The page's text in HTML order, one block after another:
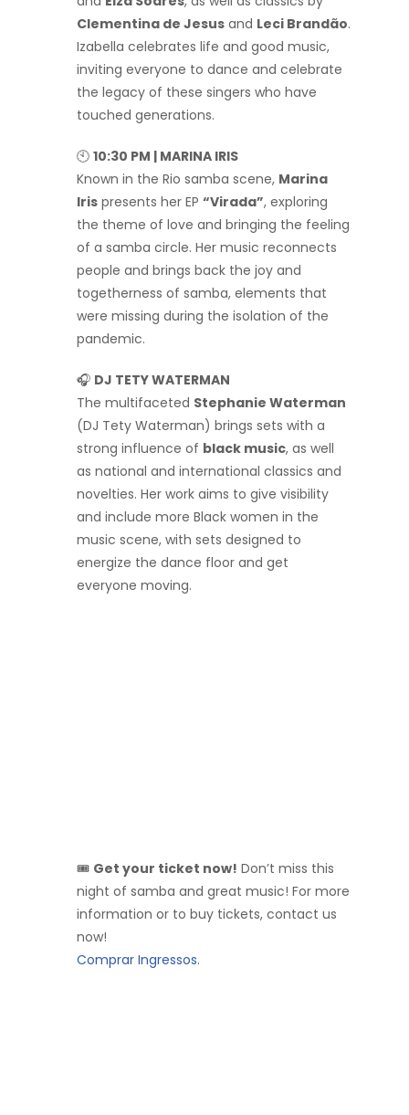
Clementina de Jesus and Leci Brandão.
Izabella celebrates life and good music,
inviting everyone to dance and celebrate
the legacy of these singers who have
touched generations.
🕙 10:30 PM | MARINA IRIS
Known in the Rio samba scene, Marina
Iris presents her EP “Virada”, exploring
the theme of love and bringing the feeling
of a samba circle. Her music reconnects
people and brings back the joy and
togetherness of samba, elements that
were missing during the isolation of the
pandemic.
🎧 DJ TETY WATERMAN
The multifaceted Stephanie Waterman
(DJ Tety Waterman) brings sets with a
strong influence of black music, as well
as national and international classics and
novelties. Her work aims to give visibility
and include more Black women in the
music scene, with sets designed to
energize the dance floor and get
everyone moving.
🎟 Get your ticket now! Don’t miss this
night of samba and great music! For more
information or to buy tickets, contact us
now!
Comprar Ingressos.